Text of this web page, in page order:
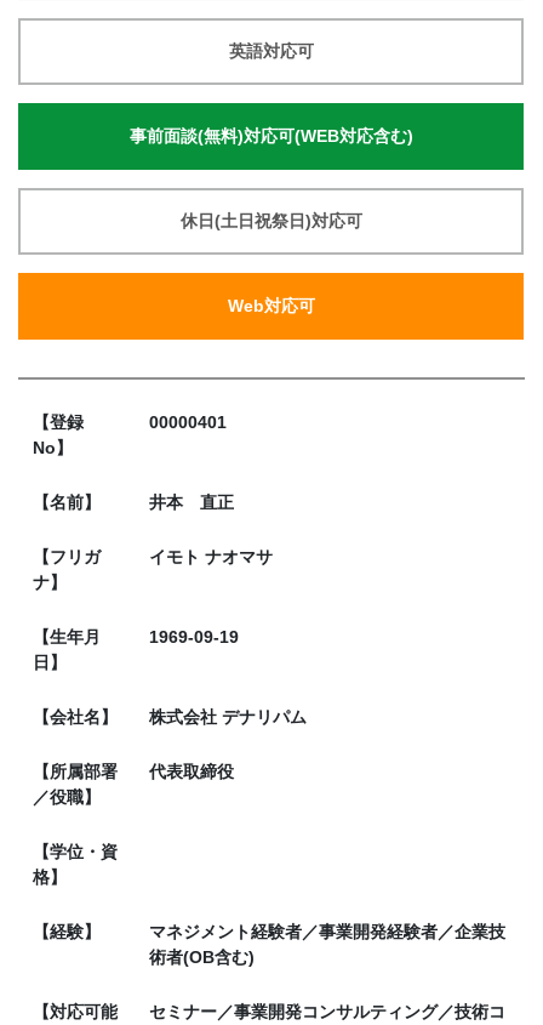
英語対応可
事前面談(無料)対応可(WEB対応含む)
休日(土日祝祭日)対応可
Web対応可
【登録
No】
00000401
【名前】 井本 直正
【フリガ
ナ】
イモト ナオマサ
【生年月
日】
1969-09-19
【会社名】 株式会社 デナリパム
【所属部署
／役職】
代表取締役
【学位・資
格】
【経験】
マネジメント経験者／事業開発経験者／企業技
術者(OB含む)
【対応可能
セミナー／事業開発コンサルティング／技術コ